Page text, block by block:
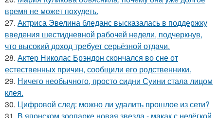
время не может похудеть.
27. Актриса Эвелина бледанс высказалась в поддержку
введения шестидневной рабочей недели, подчеркнув,
что высокий доход требует серьёзной отдачи.
28. Актер Николас Брэндон скончался во сне от
естественных причин, сообщили его родственники.
29. Ничего необычного, просто сидни Суини стала лицом
клея.
30. Цифровой след: можно ли удалить прошлое из сети?
31. В японском зоопарке новая звезда - макак с нелёгкой